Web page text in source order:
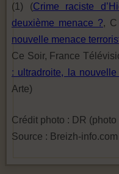
(1) (Crime raciste
deuxième menace ?, C
nouvelle menace
Ce Soir, France
: ultradroite, la
Arte)
Crédit photo : DR (photo
Source : Breizh-